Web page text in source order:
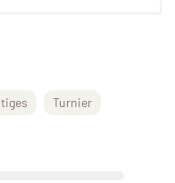
Turnier